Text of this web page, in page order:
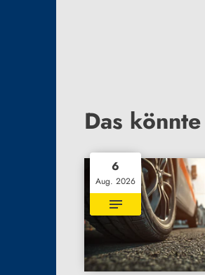
Das
6
Aug. 2026